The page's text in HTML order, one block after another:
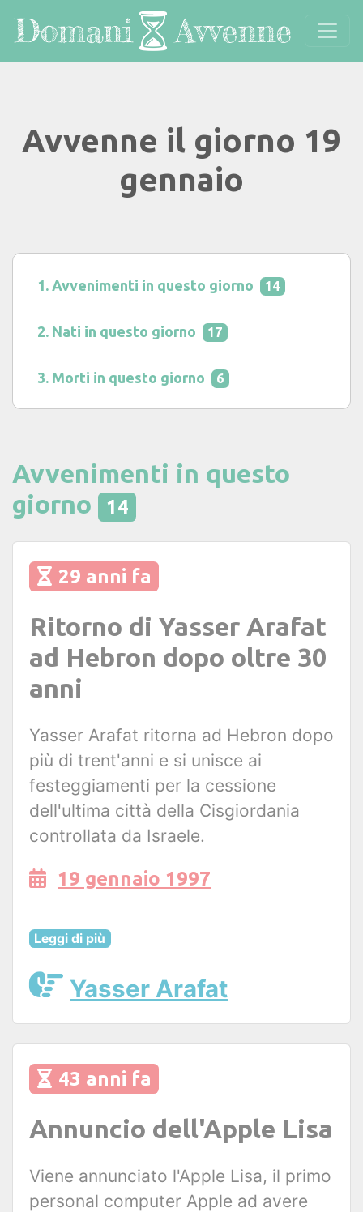
Avvenne il giorno 19
gennaio
Avvenimenti in questo giorno 14
Nati in questo giorno 17
Morti in questo giorno 6
Avvenimenti in questo
giorno
14
29 anni fa
Ritorno di Yasser Arafat
ad Hebron dopo oltre 30
anni
Yasser Arafat ritorna ad Hebron dopo
più di trent'anni e si unisce ai
festeggiamenti per la cessione
dell'ultima città della Cisgiordania
controllata da Israele.
19 gennaio 1997
Leggi di più
Yasser Arafat
43 anni fa
Annuncio dell'Apple Lisa
Viene annunciato l'Apple Lisa, il primo
personal computer Apple ad avere